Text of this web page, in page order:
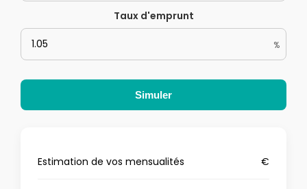
Taux d'emprunt
%
Simuler
Estimation de vos mensualités €